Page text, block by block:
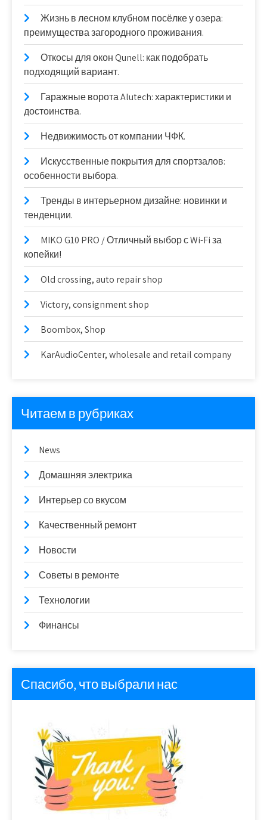
Жизнь в лесном клубном посёлке у озера:
преимущества загородного проживания.
Откосы для окон Qunell: как подобрать
подходящий вариант.
Гаражные ворота Alutech: характеристики и
достоинства.
Недвижимость от компании ЧФК.
Искусственные покрытия для спортзалов:
особенности выбора.
Тренды в интерьерном дизайне: новинки и
тенденции.
MIKO G10 PRO / Отличный выбор с Wi-Fi за
копейки!
Old crossing, auto repair shop
Victory, consignment shop
Boombox, Shop
KarAudioCenter, wholesale and retail company
Читаем в рубриках
News
Домашняя электрика
Интерьер со вкусом
Качественный ремонт
Новости
Советы в ремонте
Технологии
Финансы
Спасибо, что выбрали нас